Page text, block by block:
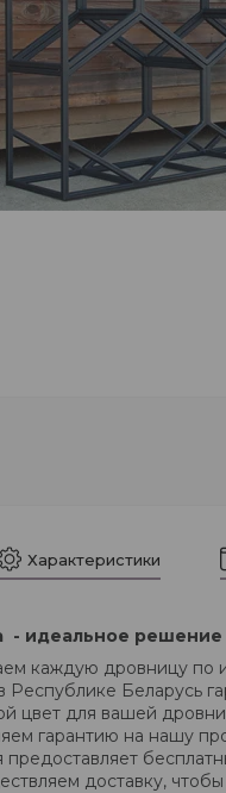
Характеристики
- идеальное
каждую дровницу по
Республике Беларусь
цвет для вашей
гарантию на нашу
доставку,